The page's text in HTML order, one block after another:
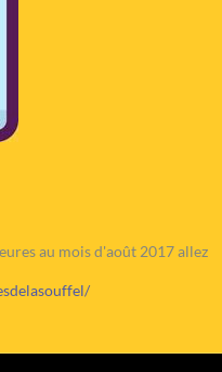
au mois d'août 2017 allez